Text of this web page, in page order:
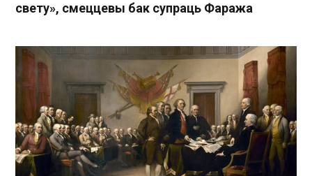
свету», смеццевы бак супраць Фаража